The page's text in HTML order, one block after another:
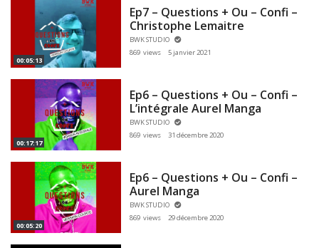
00:05:13
Ep7 – Questions + Ou – Confi –
Christophe Lemaitre
BWK STUDIO
869 views
5 janvier 2021
00:17:17
Ep6 – Questions + Ou – Confi –
L’intégrale Aurel Manga
BWK STUDIO
869 views
31 décembre 2020
00:05:20
Ep6 – Questions + Ou – Confi –
Aurel Manga
BWK STUDIO
869 views
29 décembre 2020